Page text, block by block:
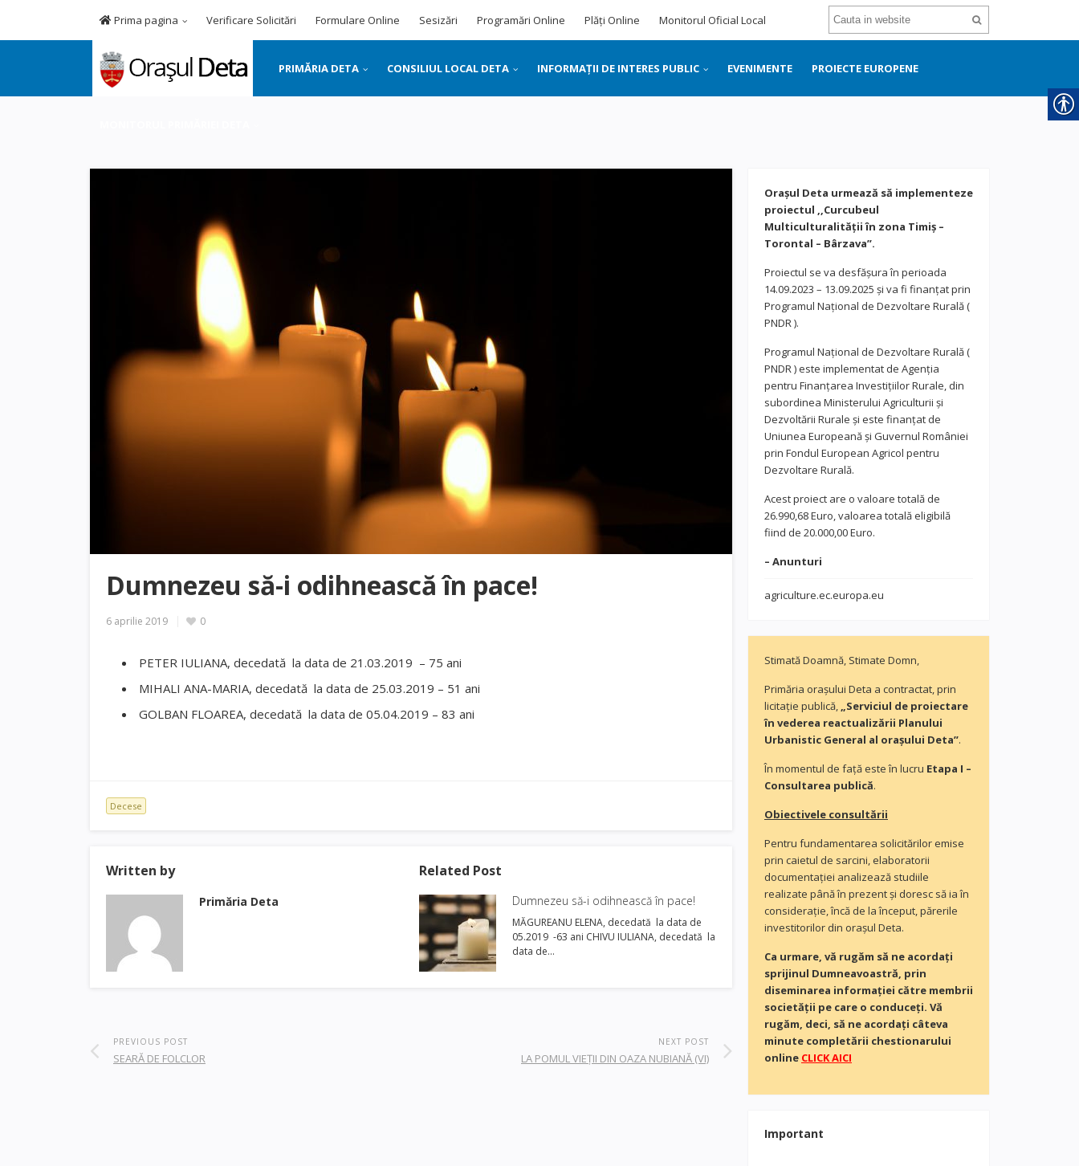
Prima pagina Verificare Solicitări Formulare Online Sesizări Programări Online Plăți Online Monitorul Oficial Local
PRIMĂRIA DETA CONSILIUL LOCAL DETA INFORMAȚII DE INTERES PUBLIC EVENIMENTE PROIECTE EUROPENE
Dumnezeu să-i odihnească în pace!
6 aprilie 2019 0
PETER IULIANA, decedată la data de 21.03.2019 – 75 ani
MIHALI ANA-MARIA, decedată la data de 25.03.2019 – 51 ani
GOLBAN FLOAREA, decedată la data de 05.04.2019 – 83 ani
Decese
Written by
Primăria Deta
Related Post
Dumnezeu să-i odihnească în pace!
MĂGUREANU ELENA, decedată la data de
05.2019 -63 ani CHIVU IULIANA, decedată la
data de…
PREVIOUS POST
SEARĂ DE FOLCLOR
NEXT POST
LA POMUL VIEȚII DIN OAZA NUBIANĂ (VI)
Orașul Deta urmează să implementeze
proiectul ,,Curcubeul
Multiculturalității în zona Timiș –
Torontal – Bârzava”.
Proiectul se va desfășura în perioada
14.09.2023 – 13.09.2025 și va fi finanțat prin
Programul Național de Dezvoltare Rurală (
PNDR ).
Programul Național de Dezvoltare Rurală (
PNDR ) este implementat de Agenția
pentru Finanțarea Investițiilor Rurale, din
subordinea Ministerului Agriculturii și
Dezvoltării Rurale și este finanțat de
Uniunea Europeană și Guvernul României
prin Fondul European Agricol pentru
Dezvoltare Rurală.
Acest proiect are o valoare totală de
26.990,68 Euro, valoarea totală eligibilă
fiind de 20.000,00 Euro.
– Anunturi
agriculture.ec.europa.eu
Stimată Doamnă, Stimate Domn,
Primăria orașului Deta a contractat, prin
licitație publică, „Serviciul de proiectare
în vederea reactualizării Planului
Urbanistic General al orașului Deta”.
În momentul de faţă este în lucru Etapa I –
Consultarea publică.
Obiectivele consultării
Pentru fundamentarea solicitărilor emise
prin caietul de sarcini, elaboratorii
documentaţiei analizează studiile
realizate până în prezent și doresc să ia în
consideraţie, încă de la început, părerile
investitorilor din orașul Deta.
Ca urmare, vă rugăm să ne acordaţi
sprijinul Dumneavoastră, prin
diseminarea informației către membrii
societății pe care o conduceți. Vă
rugăm, deci, să ne acordați câteva
minute completării chestionarului
online CLICK AICI
Important